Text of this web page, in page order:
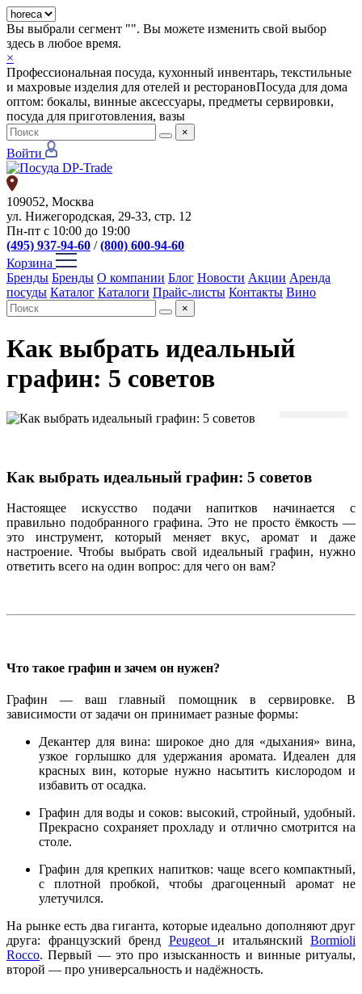
Вы выбрали сегмент "". Вы можете изменить свой выбор
здесь в любое время.
×
Профессиональная посуда, кухонный инвентарь, текстильные
и махровые изделия для отелей и ресторановПосуда для дома
оптом: бокалы, винные аксессуары, предметы сервировки,
посуда для приготовления, вазы
×
Войти
109052, Москва
ул. Нижегородская, 29-33, стр. 12
Пн-пт с 10:00 до 19:00
(495) 937-94-60 /(800) 600-94-60
Корзина
Бренды Бренды О компании Блог Новости Акции Аренда
посуды Каталог Каталоги Прайс-листы Контакты Вино
×
Как выбрать идеальный
графин: 5 советов
Как выбрать идеальный графин: 5 советов
Настоящее искусство подачи напитков начинается с
правильно подобранногографина. Это не просто ёмкость —
это инструмент, который меняет вкус, аромат и даже
настроение. Чтобы выбрать свой идеальный графин, нужно
ответить всего на один вопрос: для чего он вам?
Что такое графин и зачем он нужен?
Графин — ваш главный помощник в сервировке. В
зависимости от задачи он принимает разные формы:
Декантер для вина: широкое дно для «дыхания» вина,
узкое горлышко для удержания аромата. Идеален для
красных вин, которые нужно насытить кислородом и
избавить от осадка.
Графин для воды и соков: высокий, стройный, удобный.
Прекрасно сохраняет прохладу и отлично смотрится на
столе.
Графин для крепких напитков: чаще всего компактный,
с плотной пробкой, чтобы драгоценный аромат не
улетучился.
На рынке есть два гиганта, которые идеально дополняют друг
друга: французский бренд Peugeot и итальянский Bormioli
Rocco. Первый — это про изысканность и винные ритуалы,
второй — про универсальность и надёжность.